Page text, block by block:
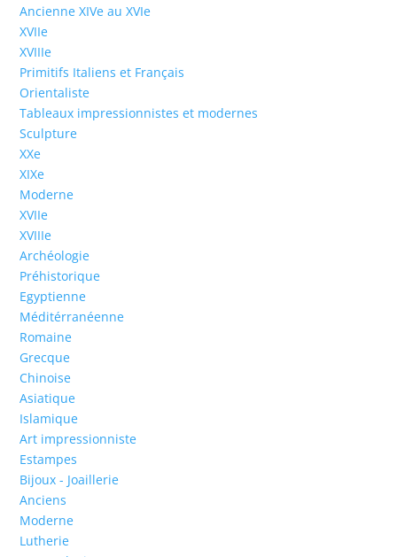
Ancienne XIVe au XVIe
XVIIe
XVIIIe
Primitifs Italiens et Français
Orientaliste
Tableaux impressionnistes et modernes
Sculpture
XXe
XIXe
Moderne
XVIIe
XVIIIe
Archéologie
Préhistorique
Egyptienne
Méditérranéenne
Romaine
Grecque
Chinoise
Asiatique
Islamique
Art impressionniste
Estampes
Bijoux - Joaillerie
Anciens
Moderne
Lutherie